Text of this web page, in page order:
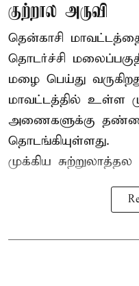
குற்றால அருவி
தென்காசி
தொடர்ச்சி
மழை பெய்து
மாவட்டத்தில் உள்ள
அணைகளுக்கு தண்ணீர்
தொடங்கியுள்ளது.
முக்கிய சுற்றுலாத்தல